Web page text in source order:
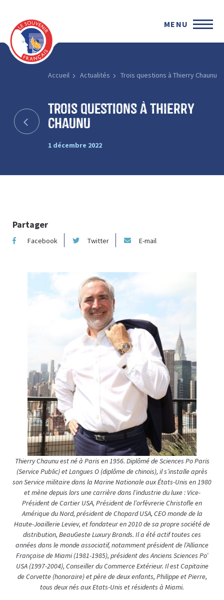
MENU
Accueil Actualités Trois questions à Thierry Chaunu
Trois questions à Thierry
Chaunu
1 décembre 2022
Partager
Facebook Twitter E-mail
Thierry Chaunu est né à Paris en 1956. Diplômé de Sciences Po Paris
(Service Public) et Langues O (diplôme de chinois), il s’installe après
son Service militaire dans la Marine Nationale aux États-Unis en 1980
et mène depuis lors une carrière dans l’industrie du luxe : Vice-
Président de Cartier USA, Président de l’orfèvrerie Christofle en
Amérique du Nord, président de Chopard USA, CEO monde de la
Haute-Joaillerie Leviev, et fondateur en 2010 de sa propre société de
distribution, BeauGeste Luxury Brands. Il a été actif toutes ces
années dans le monde associatif, notamment président de l’Alliance
Française de Miami (1981-1985), président des Anciens Sciences Po’
USA (1997-2004), Conseiller du Commerce Extérieur. Il est Capitaine
de Corvette (honoraire) et père de deux enfants, Philippe et Pierre,
tous deux nés aux Etats-Unis et résidents à Miami.